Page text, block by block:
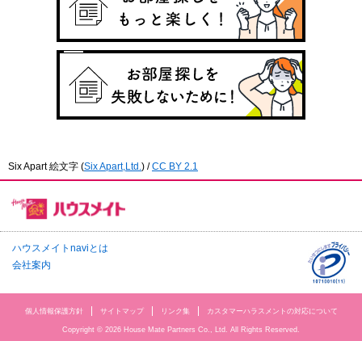
Six Apart 絵文字 (Six Apart,Ltd. ) /CC BY 2.1
ハウスメイトnaviとは
会社案内
個人情報保護方針 サイトマップ リンク集 カスタマーハラスメントの対応について
Copyright © 2026 House Mate Partners Co., Ltd. All Rights Reserved.